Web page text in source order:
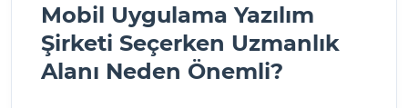
Mobil Uygulama Yazılım
Şirketi Seçerken Uzmanlık
Alanı Neden Önemli?